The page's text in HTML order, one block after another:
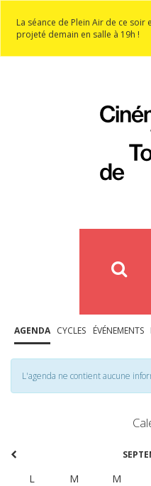
La séance de Plein Air de ce soir
projeté demain en salle à 19h !
AGENDA CYCLES ÉVÉNEMENTS
L'agenda ne contient aucune
L M M